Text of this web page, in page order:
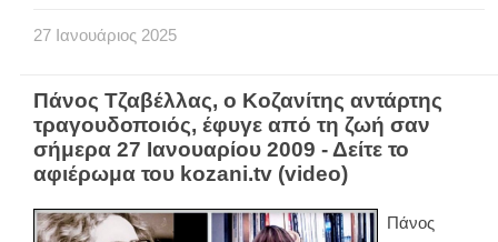
27 Ιανουάριος 2025
Πάνος Τζαβέλλας, ο Κοζανίτης αντάρτης
τραγουδοποιός, έφυγε από τη ζωή σαν
σήμερα 27 Ιανουαρίου 2009 - Δείτε το
αφιέρωμα του kozani.tv (video)
Πάνος